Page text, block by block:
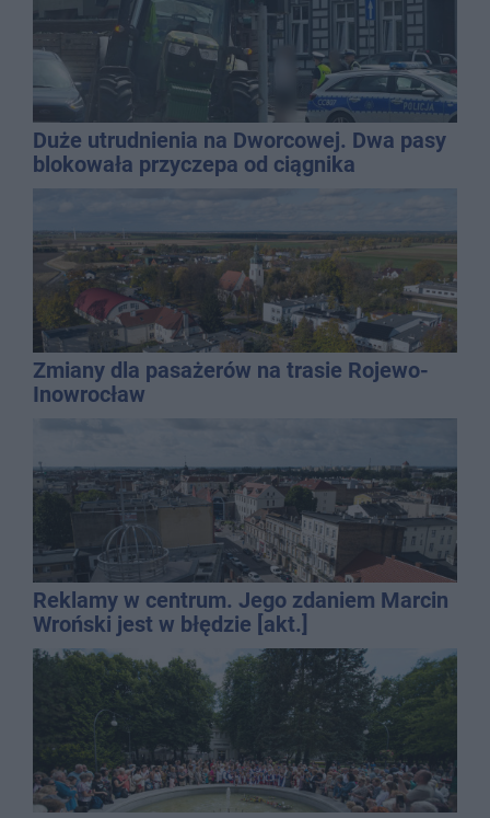
Duże utrudnienia na Dworcowej. Dwa pasy
blokowała przyczepa od ciągnika
Zmiany dla pasażerów na trasie Rojewo-
Inowrocław
Reklamy w centrum. Jego zdaniem Marcin
Wroński jest w błędzie [akt.]